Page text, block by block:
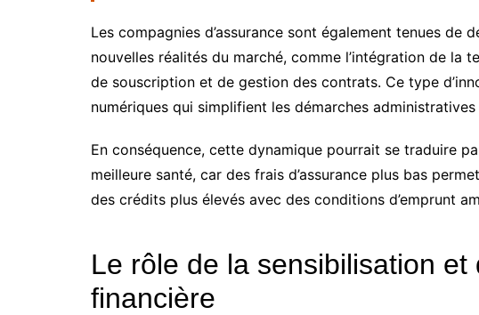
Les compagnies d’assurance sont également tenues de
nouvelles réalités du marché, comme l’intégration de la
de souscription et de gestion des contrats. Ce type
numériques qui simplifient les démarches
En conséquence, cette dynamique pourrait se traduire
meilleure santé, car des frais d’assurance plus bas
des crédits plus élevés avec des conditions d’emprunt
Le rôle de la sensibilisation et
financière